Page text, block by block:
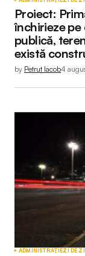
Proiect:
închirieze
publică,
există
by Petruț Iacob4
ADMINISTRAȚIEZI DE ZI